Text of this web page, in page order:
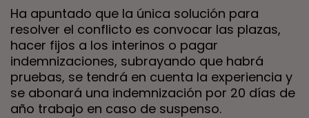
Ha apuntado que la única solución para
resolver el conflicto es convocar las plazas,
hacer fijos a los interinos o pagar
indemnizaciones, subrayando que habrá
pruebas, se tendrá en cuenta la experiencia y
se abonará una indemnización por 20 días de
año trabajo en caso de suspenso.